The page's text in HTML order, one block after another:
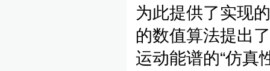
为此提供了实现
的数值算法提出
运动能谱的“仿真